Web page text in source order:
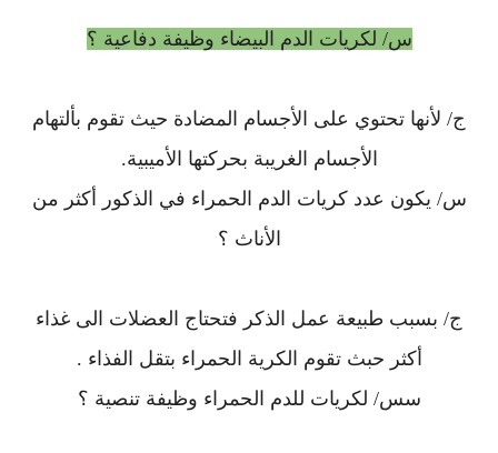
س/ لكريات الدم البيضاء وظيفة دفاعية ؟
ج/ لأنها تحتوي على الأجسام المضادة حيث تقوم بألتهام
الأجسام الغريبة بحركتها الأميبية.
س/ يكون عدد كريات الدم الحمراء في الذكور أكثر من
الأناث ؟
ج/ بسبب طبيعة عمل الذكر فتحتاج العضلات الى غذاء
أكثر حبث تقوم الكرية الحمراء بتقل الفذاء .
سس/ لكريات للدم الحمراء وظيفة تنصية ؟